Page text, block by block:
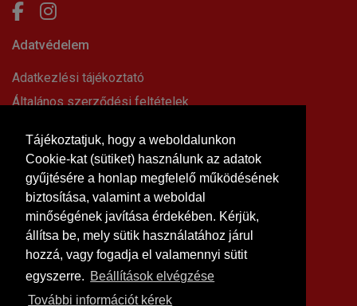
Tájékoztatjuk, hogy a weboldalunkon
Cookie-kat (sütiket) használunk az adatok
gyűjtésére a honlap megfelelő működésének
biztosítása, valamint a weboldal
minőségének javítása érdekében. Kérjük,
állítsa be, mely sütik használatához járul
hozzá, vagy fogadja el valamennyi sütit
egyszerre. Beállítások elvégzése
További információt kérek
Adatvédelem
Adatkezlési tájékoztató
Általános szerződési feltételek
Impresszum
Süti beállítások
Információk
Hírek, cikkek
Kapcsolat
Letölthető dokumentumok
Rólunk